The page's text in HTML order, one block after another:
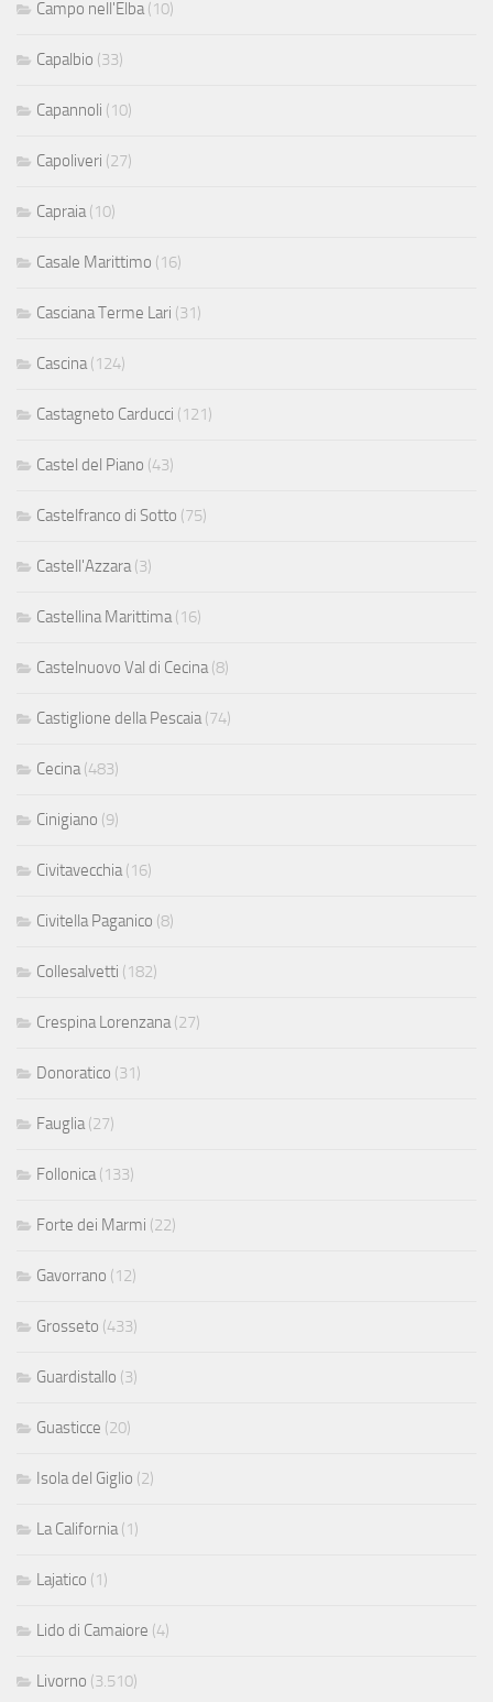
Campo nell'Elba (10)
Capalbio (33)
Capannoli (10)
Capoliveri (27)
Capraia (10)
Casale Marittimo (16)
Casciana Terme Lari (31)
Cascina (124)
Castagneto Carducci (121)
Castel del Piano (43)
Castelfranco di Sotto (75)
Castell'Azzara (3)
Castellina Marittima (16)
Castelnuovo Val di Cecina (8)
Castiglione della Pescaia (74)
Cecina (483)
Cinigiano (9)
Civitavecchia (16)
Civitella Paganico (8)
Collesalvetti (182)
Crespina Lorenzana (27)
Donoratico (31)
Fauglia (27)
Follonica (133)
Forte dei Marmi (22)
Gavorrano (12)
Grosseto (433)
Guardistallo (3)
Guasticce (20)
Isola del Giglio (2)
La California (1)
Lajatico (1)
Lido di Camaiore (4)
Livorno (3.510)